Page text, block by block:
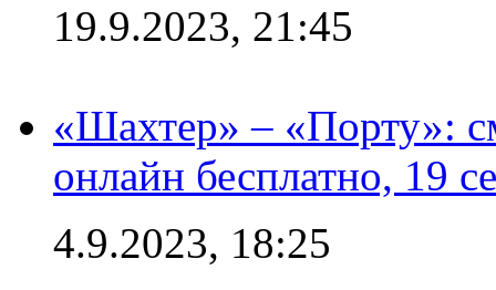
19.9.2023, 21:45
«Шахтер» – «Порту»:
онлайн бесплатно, 19
4.9.2023, 18:25